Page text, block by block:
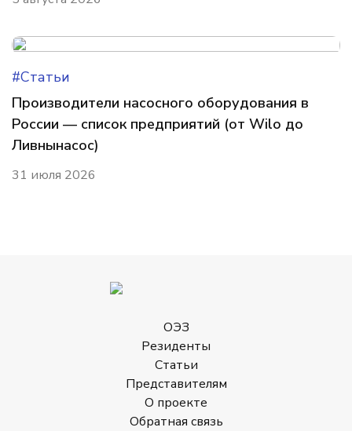
#Статьи
Производители насосного оборудования в
России — список предприятий (от Wilo до
Ливнынасос)
31 июля 2026
ОЭЗ
Резиденты
Статьи
Представителям
О проекте
Обратная связь